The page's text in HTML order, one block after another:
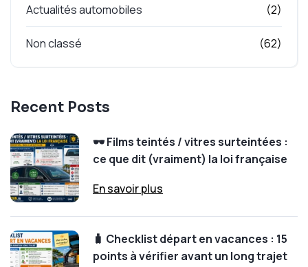
Actualités automobiles (2)
Non classé (62)
Recent Posts
🕶️ Films teintés / vitres surteintées :
ce que dit (vraiment) la loi française
En savoir plus
🧳 Checklist départ en vacances : 15
points à vérifier avant un long trajet